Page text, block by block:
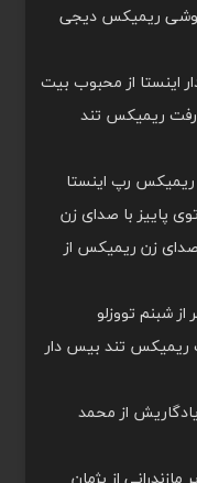
ریمیکس دیجی
اینستا از محبوب بیت
رفت ریمیکس تند
ریمیکس رپ اینستا
پاییز با صدای زن
صدای زن ریمیکس از
از شبنم تووزلو
ریمیکس تند بیس دار
یادگاریش از محمد
از پژمان